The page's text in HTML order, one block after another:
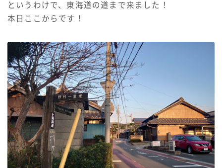
というわけで、東海道の道まで来ました！
本日ここからです！